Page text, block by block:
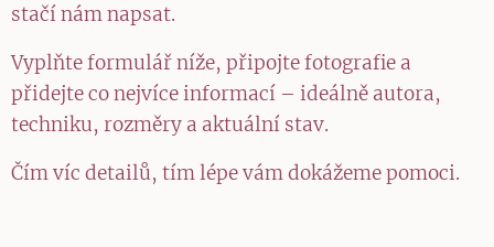
stačí nám napsat.
Vyplňte formulář níže, připojte fotografie a
přidejte co nejvíce informací – ideálně autora,
techniku, rozměry a aktuální stav.
Čím víc detailů, tím lépe vám dokážeme pomoci.